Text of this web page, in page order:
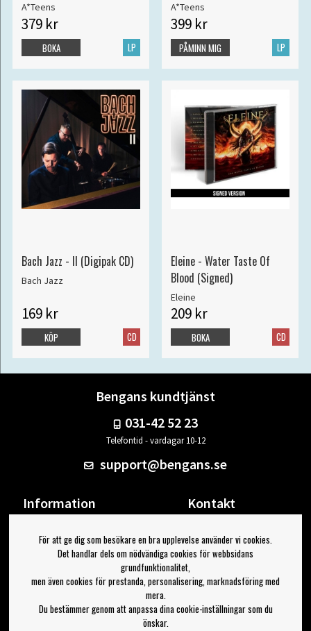
A*Teens
379 kr
LP
BOKA
A*Teens
399 kr
LP
PÅMINN MIG
Bach Jazz - II (Digipak CD)
Bach Jazz
169 kr
CD
KÖP
Eleine - Water Taste Of
Blood (Signed)
Eleine
209 kr
CD
BOKA
Bengans kundtjänst
031-42 52 23
Telefontid - vardagar 10-12
support@bengans.se
Information
Om Bengans
FAQ / Köp- & Leveransvillkor
Kontakt
Din sida
Logga ut
Jag vill ha tips från Bengans
För att ge dig som besökare en bra upplevelse använder vi cookies.
Det handlar dels om nödvändiga cookies för webbsidans
grundfunktionalitet,
men även cookies för prestanda, personalisering, marknadsföring med
mera.
Du bestämmer genom att anpassa dina cookie-inställningar som du
önskar.